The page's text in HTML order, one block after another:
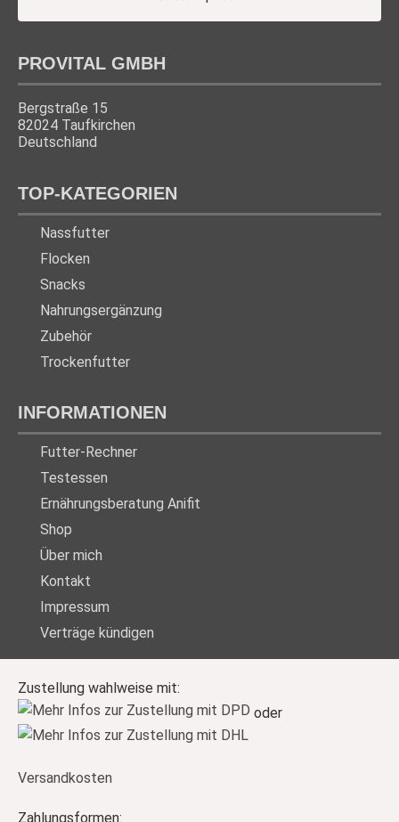
PROVITAL GMBH
Bergstraße 15
82024 Taufkirchen
Deutschland
TOP-KATEGORIEN
Nassfutter
Flocken
Snacks
Nahrungsergänzung
Zubehör
Trockenfutter
INFORMATIONEN
Futter-Rechner
Testessen
Ernährungsberatung Anifit
Shop
Über mich
Kontakt
Impressum
Verträge kündigen
Zustellung wahlweise mit:
oder
Versandkosten
Zahlungsformen: